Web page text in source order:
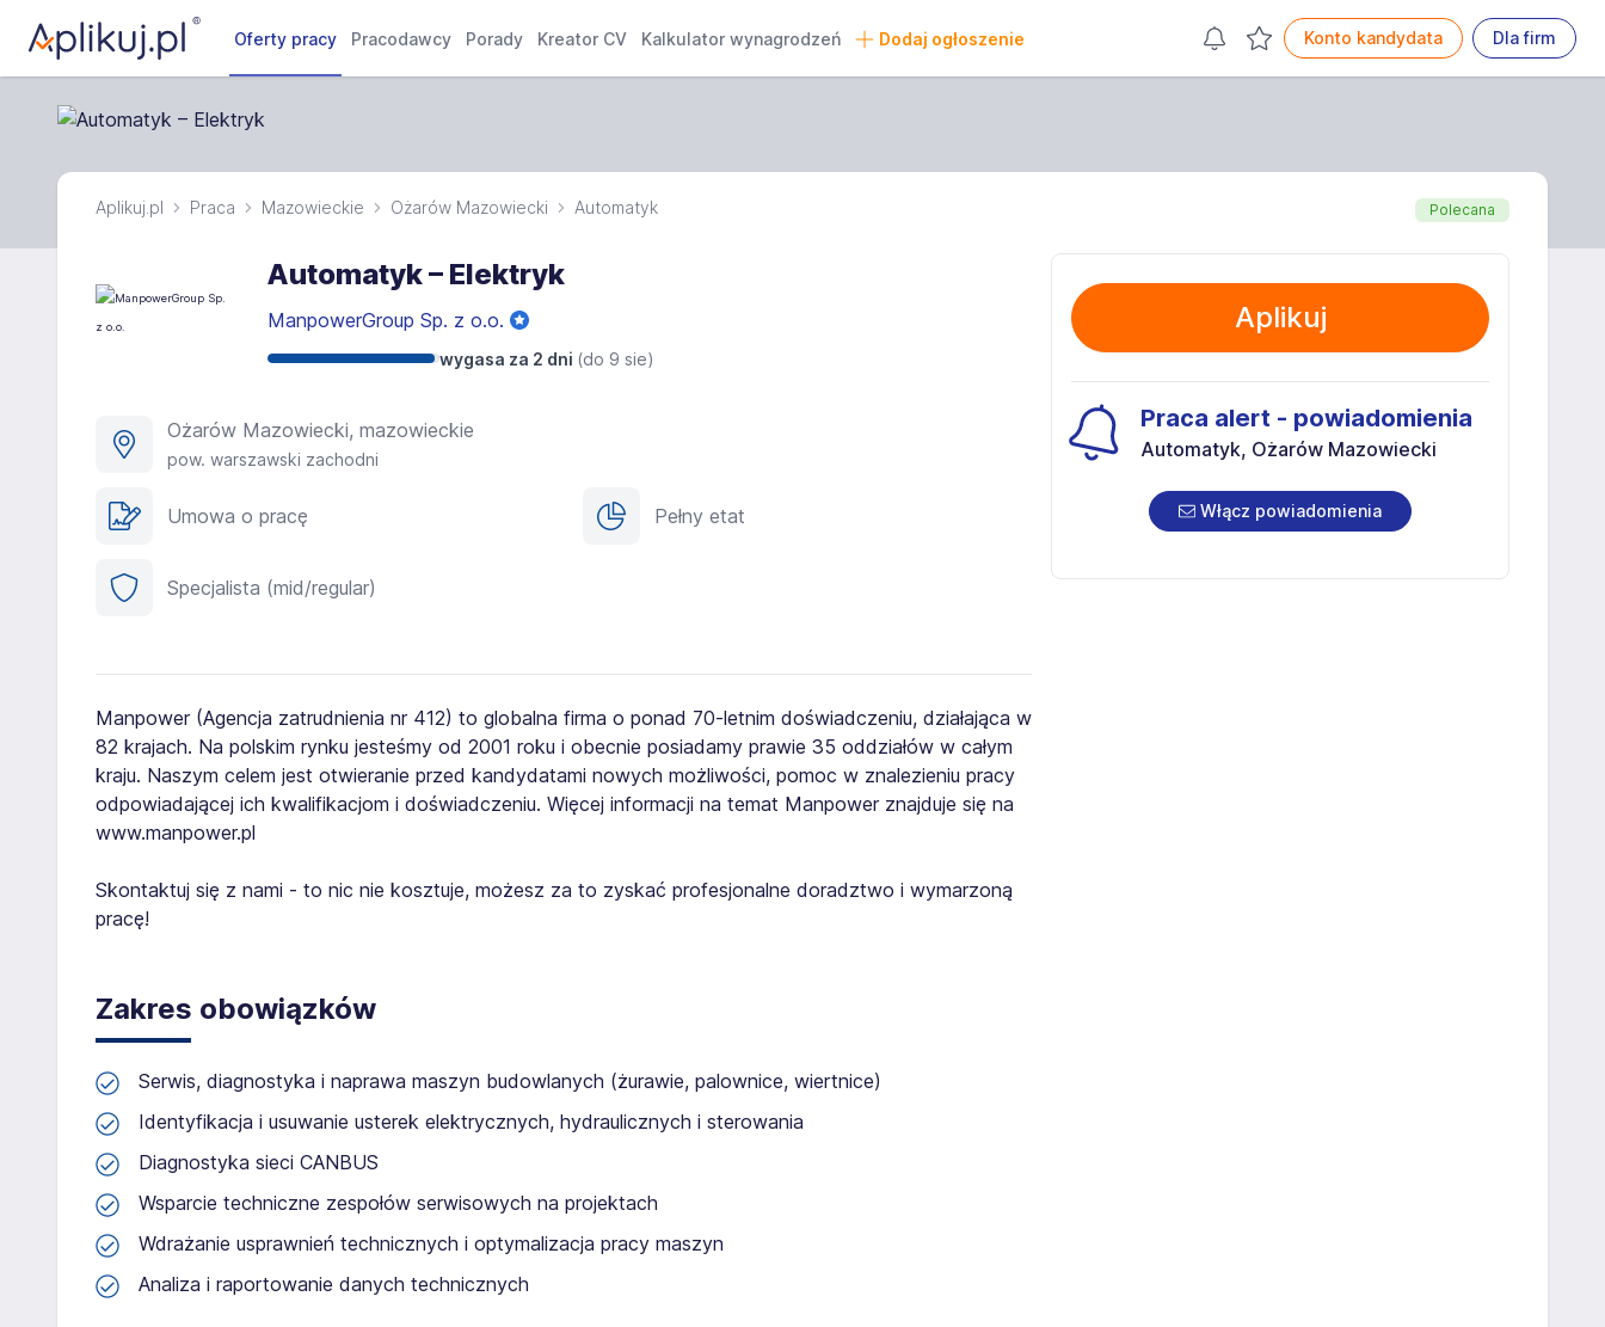
Oferty pracy Pracodawcy Porady Kreator CV Kalkulator wynagrodzeń Dodaj ogłoszenie Konto kandydata Dla firm
Aplikuj.pl Praca Mazowieckie Ożarów Mazowiecki Automatyk Polecana
Automatyk – Elektryk
ManpowerGroup Sp. z o.o.
wygasa za 2 dni (do 9 sie)
Ożarów Mazowiecki, mazowieckie
pow. warszawski zachodni
Umowa o pracę Pełny etat
Specjalista (mid/regular)
Manpower (Agencja zatrudnienia nr 412) to globalna firma o ponad 70-letnim doświadczeniu, działająca w
82 krajach. Na polskim rynku jesteśmy od 2001 roku i obecnie posiadamy prawie 35 oddziałów w całym
kraju. Naszym celem jest otwieranie przed kandydatami nowych możliwości, pomoc w znalezieniu pracy
odpowiadającej ich kwalifikacjom i doświadczeniu. Więcej informacji na temat Manpower znajduje się na
www.manpower.pl
Skontaktuj się z nami - to nic nie kosztuje, możesz za to zyskać profesjonalne doradztwo i wymarzoną
pracę!
Zakres obowiązków
Serwis, diagnostyka i naprawa maszyn budowlanych (żurawie, palownice, wiertnice)
Identyfikacja i usuwanie usterek elektrycznych, hydraulicznych i sterowania
Diagnostyka sieci CANBUS
Wsparcie techniczne zespołów serwisowych na projektach
Wdrażanie usprawnień technicznych i optymalizacja pracy maszyn
Analiza i raportowanie danych technicznych
Aplikuj
Praca alert - powiadomienia
Automatyk, Ożarów Mazowiecki
Włącz powiadomienia